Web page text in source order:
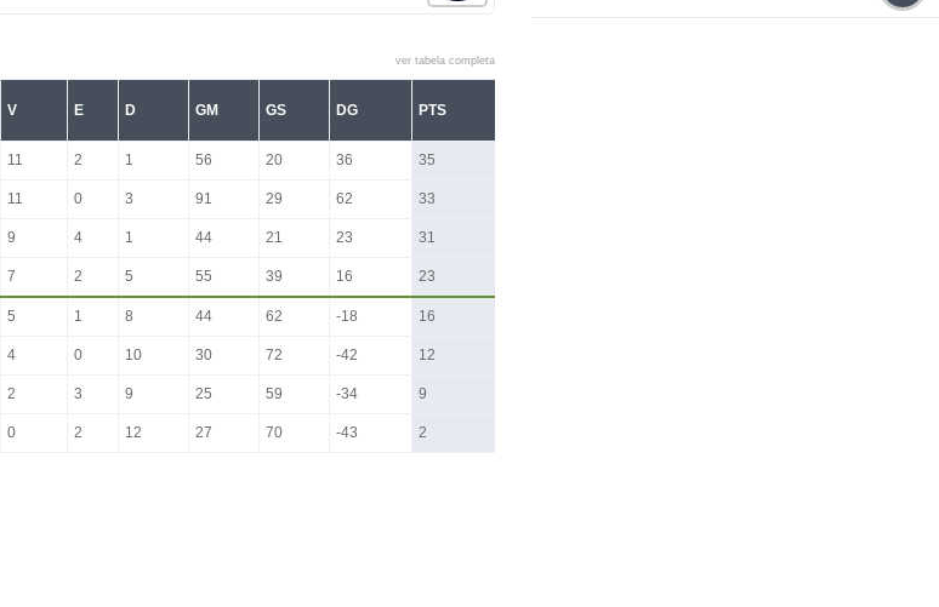
ver tabela completa
V E D GM GS DG PTS
11 2 1 56 20 36 35
11 0 3 91 29 62 33
9 4 1 44 21 23 31
7 2 5 55 39 16 23
5 1 8 44 62 -18 16
4 0 10 30 72 -42 12
2 3 9 25 59 -34 9
0 2 12 27 70 -43 2